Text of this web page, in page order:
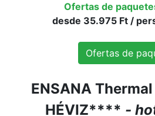
Ofertas de
desde 35.975 Ft /
Ofertas de
ENSANA
HÉVIZ**** -